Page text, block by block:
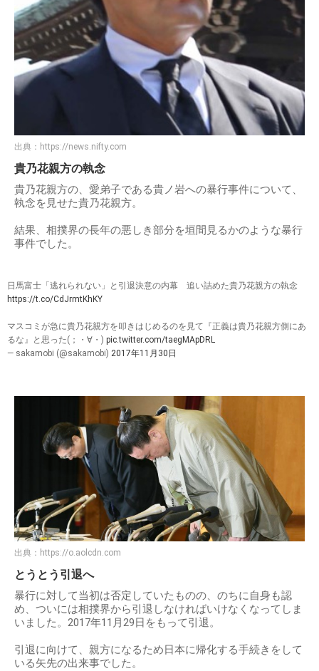
出典： https://news.nifty.com
貴乃花親方の執念
貴乃花親方の、愛弟子である貴ノ岩への暴行事件について、
執念を見せた貴乃花親方。
結果、相撲界の長年の悪しき部分を垣間見るかのような暴行
事件でした。
日馬富士「逃れられない」と引退決意の内幕 追い詰めた貴乃花親方の執念
https://t.co/CdJrmtKhKY
マスコミが急に貴乃花親方を叩きはじめるのを見て『正義は貴乃花親方側にあ
るな』と思った(；・∀・) pic.twitter.com/taegMApDRL
— sakamobi (@sakamobi) 2017年11月30日
出典： https://o.aolcdn.com
とうとう引退へ
暴行に対して当初は否定していたものの、のちに自身も認
め、ついには相撲界から引退しなければいけなくなってしま
いました。2017年11月29日をもって引退。
引退に向けて、親方になるため日本に帰化する手続きをして
いる矢先の出来事でした。